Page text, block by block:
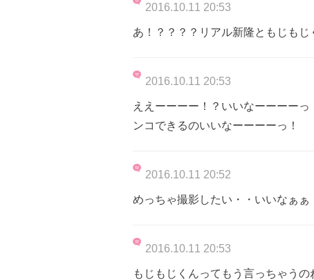
2016.10.11 20:53
あ！？？？？リアル新隆ともじも
2016.10.11 20:53
ええーーーー！？いいなーーーー
ンコできるのいいなーーーーっ！
2016.10.11 20:52
めっちゃ撮影したい・・いいなぁ
2016.10.11 20:53
もじもじくんってもう言っちゃうの